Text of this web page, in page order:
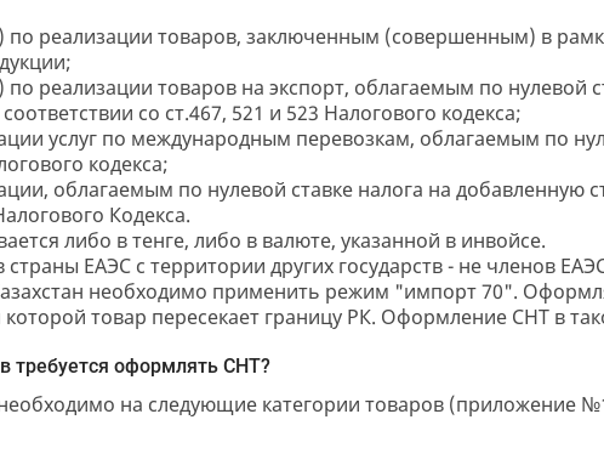
по реализации товаров, заключенным (совершенным) в
реализации товаров на экспорт, облагаемым по нулевой
со ст.467, 521 и 523 Налогового кодекса;
услуг по международным перевозкам, облагаемым по
кодекса;
облагаемым по нулевой ставке налога на добавленную
Кодекса.
либо в тенге, либо в валюте, указанной в инвойсе.
ЕАЭС с территории других государств - не членов
необходимо применить режим "импорт 70".
товар пересекает границу РК. Оформление СНТ в
требуется оформлять СНТ?
на следующие категории товаров (приложение